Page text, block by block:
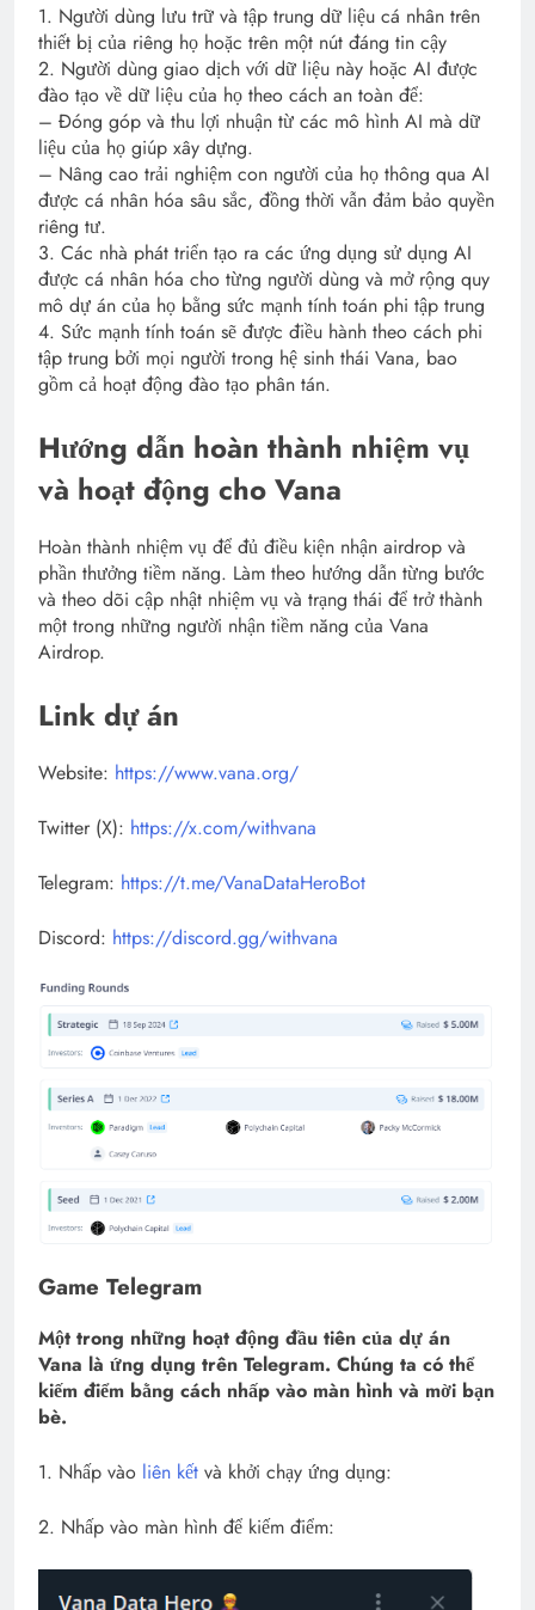
1. Người dùng lưu trữ và tập trung dữ liệu cá nhân trên
thiết bị của riêng họ hoặc trên một nút đáng tin cậy
2. Người dùng giao dịch với dữ liệu này hoặc AI được
đào tạo về dữ liệu của họ theo cách an toàn để:
– Đóng góp và thu lợi nhuận từ các mô hình AI mà dữ
liệu của họ giúp xây dựng.
– Nâng cao trải nghiệm con người của họ thông qua AI
được cá nhân hóa sâu sắc, đồng thời vẫn đảm bảo quyền
riêng tư.
3. Các nhà phát triển tạo ra các ứng dụng sử dụng AI
được cá nhân hóa cho từng người dùng và mở rộng quy
mô dự án của họ bằng sức mạnh tính toán phi tập trung
4. Sức mạnh tính toán sẽ được điều hành theo cách phi
tập trung bởi mọi người trong hệ sinh thái Vana, bao
gồm cả hoạt động đào tạo phân tán.
Hướng dẫn hoàn thành nhiệm vụ
và hoạt động cho Vana
Hoàn thành nhiệm vụ để đủ điều kiện nhận airdrop và
phần thưởng tiềm năng. Làm theo hướng dẫn từng bước
và theo dõi cập nhật nhiệm vụ và trạng thái để trở thành
một trong những người nhận tiềm năng của Vana
Airdrop.
Link dự án
Website: https://www.vana.org/
Twitter (X): https://x.com/withvana
Telegram: https://t.me/VanaDataHeroBot
Discord: https://discord.gg/withvana
Game Telegram
Một trong những hoạt động đầu tiên của dự án
Vana là ứng dụng trên Telegram. Chúng ta có thể
kiếm điểm bằng cách nhấp vào màn hình và mời bạn
bè.
1. Nhấp vào liên kết và khởi chạy ứng dụng:
2. Nhấp vào màn hình để kiếm điểm: